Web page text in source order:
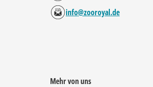
info@zooroyal.de
Mehr von uns